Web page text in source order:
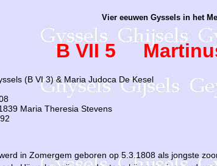
Vier eeuwen Gyssels in het
B VII 5
(B VI 3) & Maria Judoca De Kesel
Maria Theresia Stevens
in Zomergem geboren op 5.3.1808 als jongste